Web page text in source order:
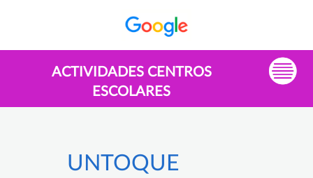
ACTIVIDADES CENTROS
ESCOLARES
UNTOQUE